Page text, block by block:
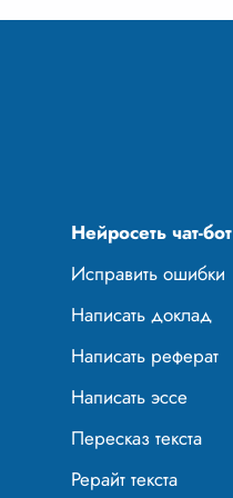
Нейросеть чат-бот
Исправить ошибки
Написать доклад
Написать реферат
Написать эссе
Пересказ текста
Рерайт текста